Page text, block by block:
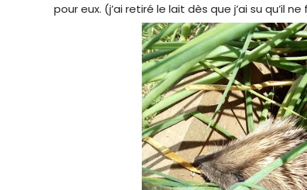
pour eux. (j’ai retiré le lait dès que j’ai su qu’il